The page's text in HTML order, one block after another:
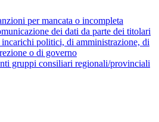
per mancata o incompleta
dei dati da parte dei titolari
politici, di amministrazione, di
o di governo
gruppi consiliari regionali/provinciali